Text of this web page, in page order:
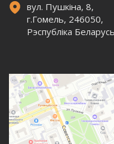
вул. Пушкіна, 8,
г.Гомель, 246050,
Рэспубліка Беларусь